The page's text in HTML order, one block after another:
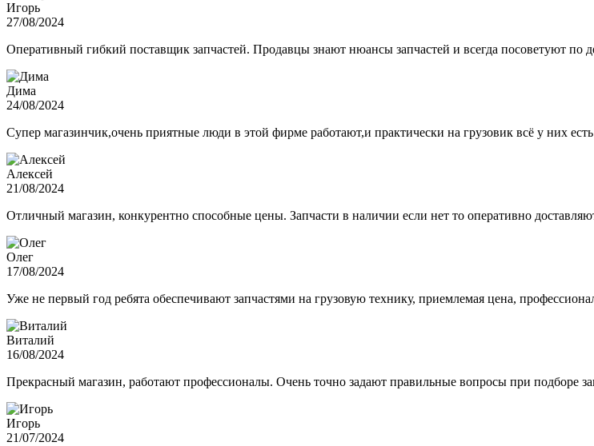
Игорь
27/08/2024
Оперативный гибкий поставщик запчастей. Продавцы знают нюансы запчастей и всегда посоветуют по
Дима
24/08/2024
Супер магазинчик,очень приятные люди в этой фирме работают,и практически на грузовик всё у них есть
Алексей
21/08/2024
Отличный магазин, конкурентно способные цены. Запчасти в наличии если нет то оперативно
Олег
17/08/2024
Уже не первый год ребята обеспечивают запчастями на грузовую технику, приемлемая цена,
Виталий
16/08/2024
Прекрасный магазин, работают профессионалы. Очень точно задают правильные вопросы при подборе
Игорь
21/07/2024